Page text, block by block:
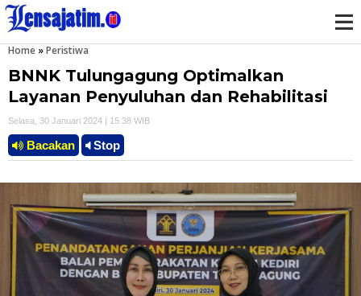
u
Home »Peristiwa
BNNK Tulungagung Optimalkan
Layanan Penyuluhan dan Rehabilitasi
Selasa, 30 Januari 2024 | 15.38 WIB
Bacakan Stop